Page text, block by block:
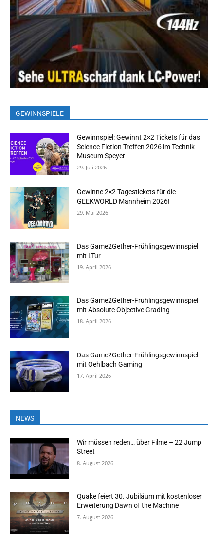
GEWINNSPIELE
Gewinnspiel: Gewinnt 2×2 Tickets für das
Science Fiction Treffen 2026 im Technik
Museum Speyer
29. Juli 2026
Gewinne 2×2 Tagestickets für die
GEEKWORLD Mannheim 2026!
29. Mai 2026
Das Game2Gether-Frühlingsgewinnspiel
mit LTur
19. April 2026
Das Game2Gether-Frühlingsgewinnspiel
mit Absolute Objective Grading
18. April 2026
Das Game2Gether-Frühlingsgewinnspiel
mit Oehlbach Gaming
17. April 2026
NEWS
Wir müssen reden… über Filme – 22 Jump
Street
8. August 2026
Quake feiert 30. Jubiläum mit kostenloser
Erweiterung Dawn of the Machine
7. August 2026